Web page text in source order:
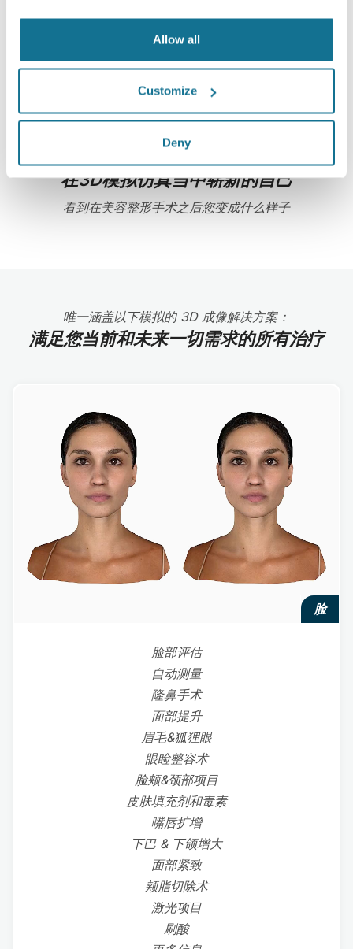
Allow all
Customize
Deny
超过100国家的医生们，已经开始使用第一部基于网
络，适用于美容整形手术的3D模拟器，同时，一些美
在3D模拟仿真当中崭新的自己
看到在美容整形手术之后您变成什么样子
唯一涵盖以下模拟的 3D 成像解决方案：
满足您当前和未来一切需求的所有治疗
脸
脸部评估
自动测量
隆鼻手术
面部提升
眉毛&狐狸眼
眼睑整容术
脸颊&颈部项目
皮肤填充剂和毒素
嘴唇扩增
下巴 & 下颌增大
面部紧致
颊脂切除术
激光项目
刷酸